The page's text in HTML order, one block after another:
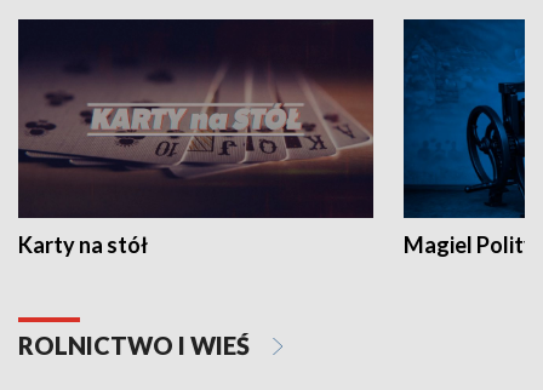
Karty na stół Magiel
ROLNICTWO I WIEŚ